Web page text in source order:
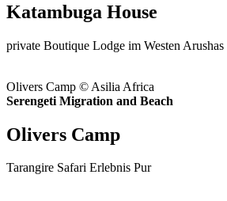
Katambuga House
private Boutique Lodge im Westen Arushas
Olivers Camp © Asilia Africa
Serengeti Migration and Beach
Olivers Camp
Tarangire Safari Erlebnis Pur